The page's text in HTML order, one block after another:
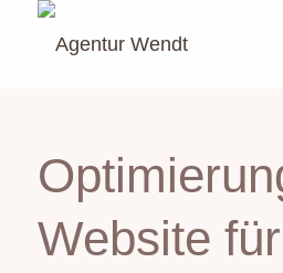
Website für